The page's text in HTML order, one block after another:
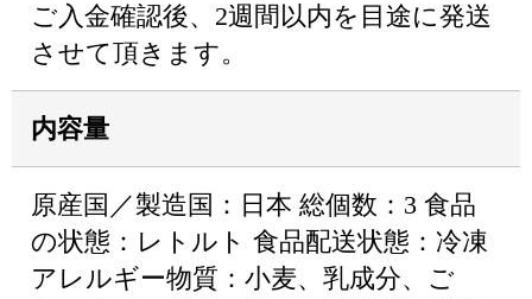
ご入金確認後、2週間以内を目途に発送
させて頂きます。
内容量
原産国／製造国：日本 総個数：3 食品
の状態：レトルト 食品配送状態：冷凍
アレルギー物質：小麦、乳成分、ご